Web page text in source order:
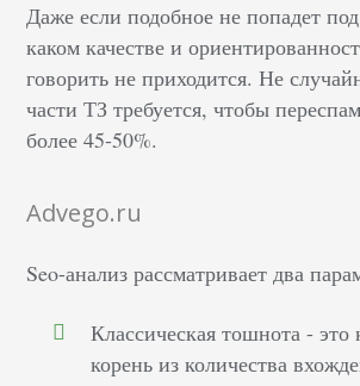
Даже если подобное не попадет
каком качестве и
говорить не приходится. Не
части ТЗ требуется, чтобы
более 45-50%.
Advego.ru
Seo-анализ рассматривает два
Классическая тошнота - это
корень из количества